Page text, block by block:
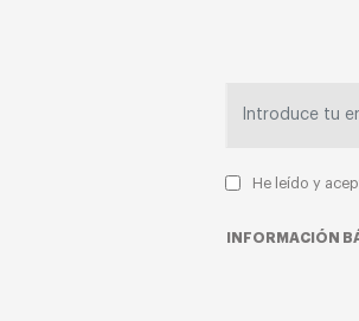
He leído y
INFORMACIÓN